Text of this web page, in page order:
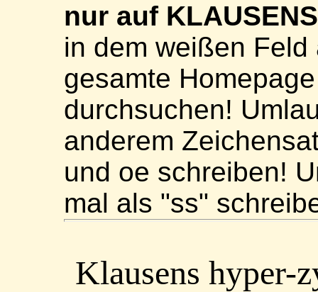
nur auf
in dem weißen
gesamte
durchsuchen!
anderem
und oe schreiben!
mal als "ss"
Klausens hyper-